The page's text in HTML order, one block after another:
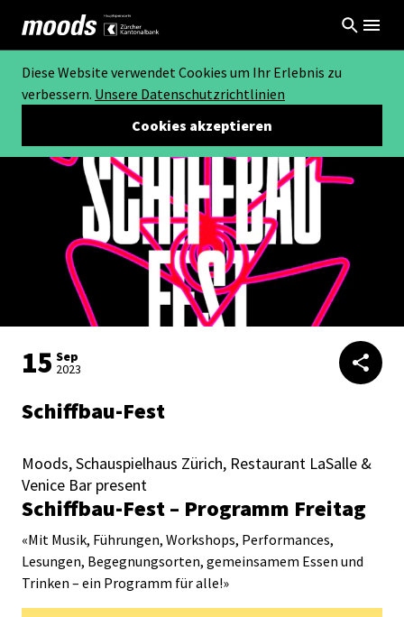
Diese Website verwendet Cookies um Ihr Erlebnis zu
verbessern. Unsere Datenschutzrichtlinien
Cookies akzeptieren
15 Sep
2023
Schiffbau-Fest
Moods, Schauspielhaus Zürich, Restaurant LaSalle &
Venice Bar present
Schiffbau-Fest – Programm Freitag
«Mit Musik, Führungen, Workshops, Performances,
Lesungen, Begegnungsorten, gemeinsamem Essen und
Trinken – ein Programm für alle!»